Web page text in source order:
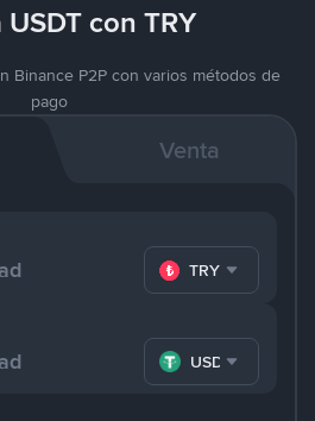
con TRY
Binance P2P con varios métodos de
pago
Venta
TRY
USDT